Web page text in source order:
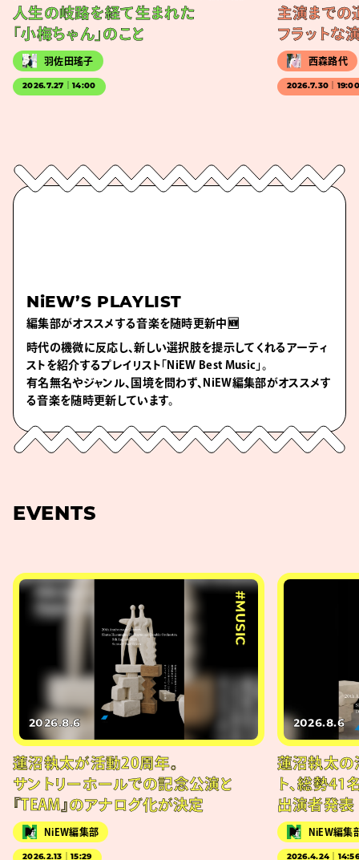
人生の岐路を経て生まれた
「小梅ちゃん」のこと
羽佐田瑤子
2026.7.27｜14:00
主演までの
フラットな
西森路代
2026.7.30｜
NiEW’S PLAYLIST
編集部がオススメする音楽を随時更新中🆕
時代の機微に反応し、新しい選択肢を提示してくれるアーティ
ストを紹介するプレイリスト「NiEW Best Music」。
有名無名やジャンル、国境を問わず、NiEW編集部がオススメす
る音楽を随時更新しています。
EVENTS
#MUSIC
2026.8.6
蓮沼執太が活動20周年。
サントリーホールでの記念公演と
『TEAM』のアナログ化が決定
NiEW編集部
2026.2.13｜15:29
2026.8.6
蓮沼執太の
ト、総勢41
出演者発表
NiEW編集
2026.4.24｜